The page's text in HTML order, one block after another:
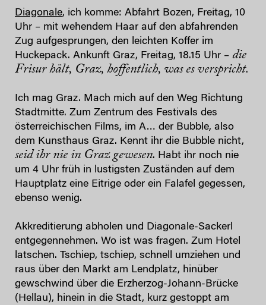
Diagonale, ich komme: Abfahrt Bozen, Freitag, 10
Uhr – mit wehendem Haar auf den abfahrenden
Zug aufgesprungen, den leichten Koffer im
Huckepack. Ankunft Graz, Freitag, 18.15 Uhr – die
Frisur hält, Graz, hoffentlich, was es verspricht.
Ich mag Graz. Mach mich auf den Weg Richtung
Stadtmitte. Zum Zentrum des Festivals des
österreichischen Films, im A… der Bubble, also
dem Kunsthaus Graz. Kennt ihr die Bubble nicht,
seid ihr nie in Graz gewesen. Habt ihr noch nie
um 4 Uhr früh in lustigsten Zuständen auf dem
Hauptplatz eine Eitrige oder ein Falafel gegessen,
ebenso wenig.
Akkreditierung abholen und Diagonale-Sackerl
entgegennehmen. Wo ist was fragen. Zum Hotel
latschen. Tschiep, tschiep, schnell umziehen und
raus über den Markt am Lendplatz, hinüber
gewschwind über die Erzherzog-Johann-Brücke
(Hellau), hinein in die Stadt, kurz gestoppt am